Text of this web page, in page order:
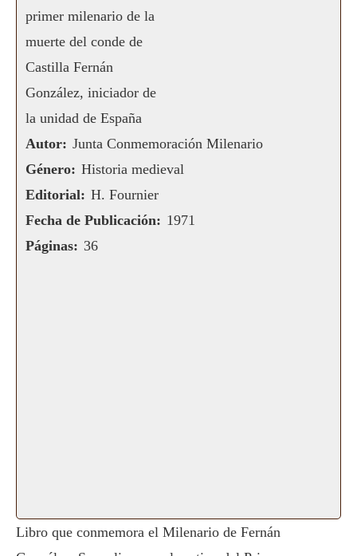
primer milenario de la
muerte del conde de
Castilla Fernán
González, iniciador de
la unidad de España
Autor: Junta Conmemoración Milenario
Género: Historia medieval
Editorial: H. Fournier
Fecha de Publicación: 1971
Páginas: 36
Libro que conmemora el Milenario de Fernán